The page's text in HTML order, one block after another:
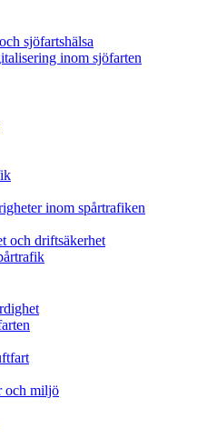
sjöfartshälsa
inom sjöfarten
inom spårtrafiken
och driftsäkerhet
och miljö